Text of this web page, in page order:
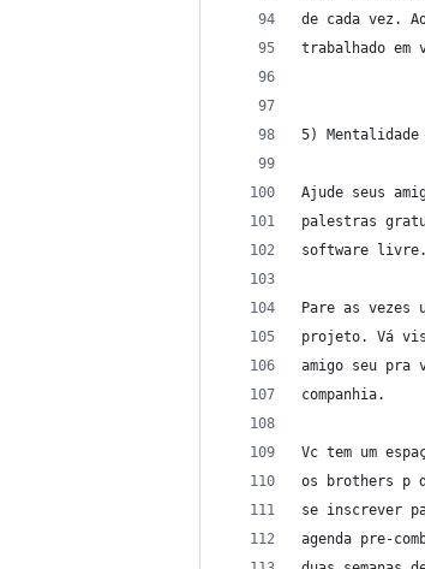
de cada vez.
trabalhado em
5) Mentalidade
Ajude seus
palestras
software livre.
Pare as vezes
projeto. Vá
amigo seu
companhia.
Vc tem um
os brothers p
se inscrever
agenda pre-